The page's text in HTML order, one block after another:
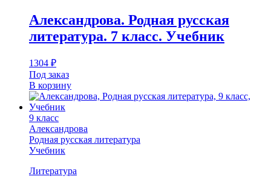
Александрова. Родная русская
литература. 7 класс. Учебник
1304 ₽
Под заказ
В корзину
9 класс
Александрова
Родная русская литература
Учебник
Литература